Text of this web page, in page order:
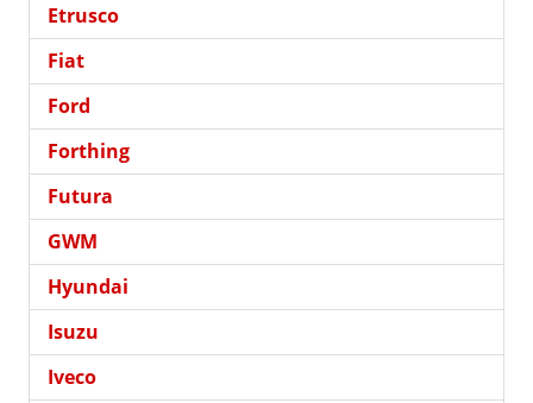
Etrusco
Fiat
Ford
Forthing
Futura
GWM
Hyundai
Isuzu
Iveco